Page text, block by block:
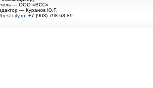
— ООО «ВСС»
— Куранов Ю.Г.
city.ru , +7 (903) 798-68-89